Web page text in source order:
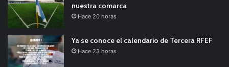
nuestra comarca
Hace 20 horas
Ya se conoce el calendario de Tercera RFEF
Hace 23 horas